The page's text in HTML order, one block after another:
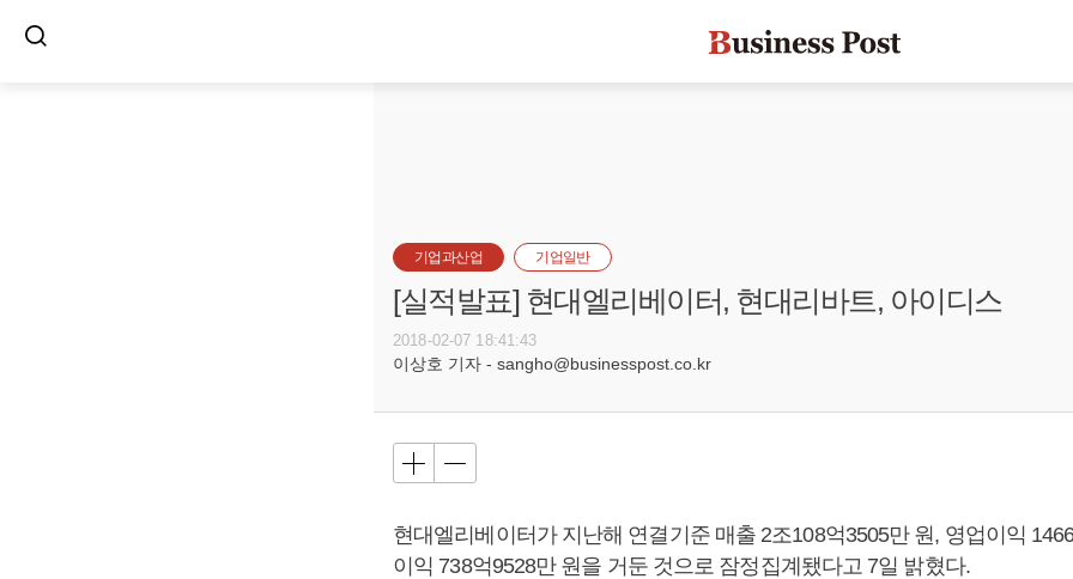
기업과산업 기업일반
[실적발표] 현대엘리베이터, 현대리바트, 아이디스
2018-02-07 18:41:43
이상호 기자 - sangho@businesspost.co.kr
현대엘리베이터가 지난해 연결기준 매출 2조108억3505만 원, 영업이익
이익 738억9528만 원을 거둔 것으로 잠정집계됐다고 7일 밝혔다.